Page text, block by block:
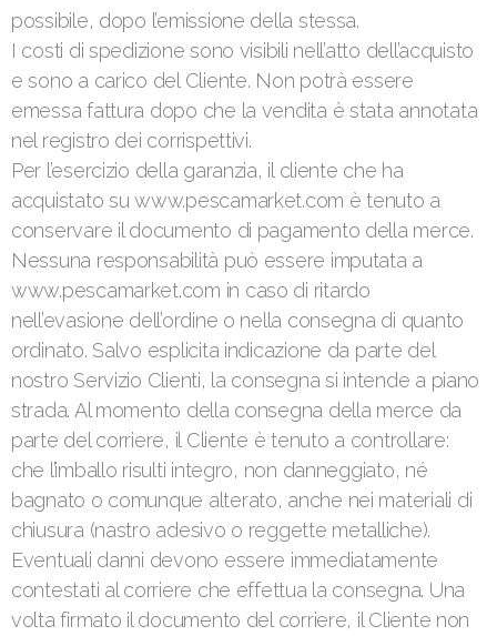
possibile, dopo l’emissione della stessa.
I costi di spedizione sono visibili nell’atto dell’acquisto
e sono a carico del Cliente. Non potrà essere
emessa fattura dopo che la vendita è stata annotata
nel registro dei corrispettivi.
Per l’esercizio della garanzia, il cliente che ha
acquistato su www.pescamarket.com è tenuto a
conservare il documento di pagamento della merce.
Nessuna responsabilità può essere imputata a
www.pescamarket.com in caso di ritardo
nell’evasione dell’ordine o nella consegna di quanto
ordinato. Salvo esplicita indicazione da parte del
nostro Servizio Clienti, la consegna si intende a piano
strada. Al momento della consegna della merce da
parte del corriere, il Cliente è tenuto a controllare:
che l’imballo risulti integro, non danneggiato, né
bagnato o comunque alterato, anche nei materiali di
chiusura (nastro adesivo o reggette metalliche).
Eventuali danni devono essere immediatamente
contestati al corriere che effettua la consegna. Una
volta firmato il documento del corriere, il Cliente non